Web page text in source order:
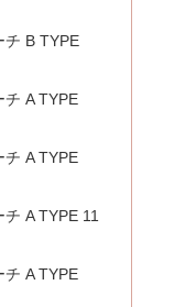
チ B TYPE
チ A TYPE
チ A TYPE
A TYPE 11
チ A TYPE